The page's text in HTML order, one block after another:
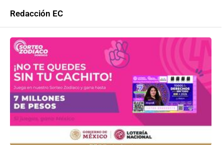
Redacción EC